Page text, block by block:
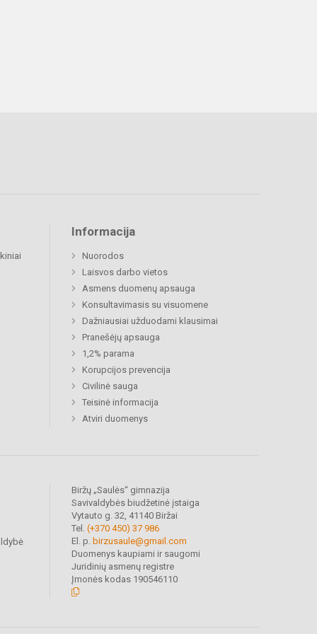
Informacija
Nuorodos
Laisvos darbo vietos
Asmens duomenų apsauga
Konsultavimasis su visuomene
Dažniausiai užduodami klausimai
Pranešėjų apsauga
1,2% parama
Korupcijos prevencija
Civilinė sauga
Teisinė informacija
Atviri duomenys
Biržų „Saulės“ gimnazija
Savivaldybės biudžetinė įstaiga
Vytauto g. 32, 41140 Biržai
Tel. (+370 450) 37 986
El. p. birzusaule@gmail.com
Duomenys kaupiami ir saugomi
Juridinių asmenų registre
Įmonės kodas 190546110